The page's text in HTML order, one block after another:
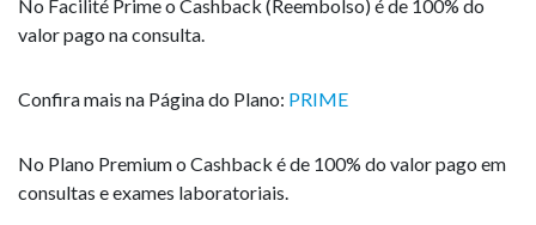
No Facilité Primeo Cashback (Reembolso) é de 100% do
valor pago na consulta.
Confira mais na Página do Plano: PRIME
No Plano Premiumo Cashback é de 100% do valor pago em
consultas e exames laboratoriais.